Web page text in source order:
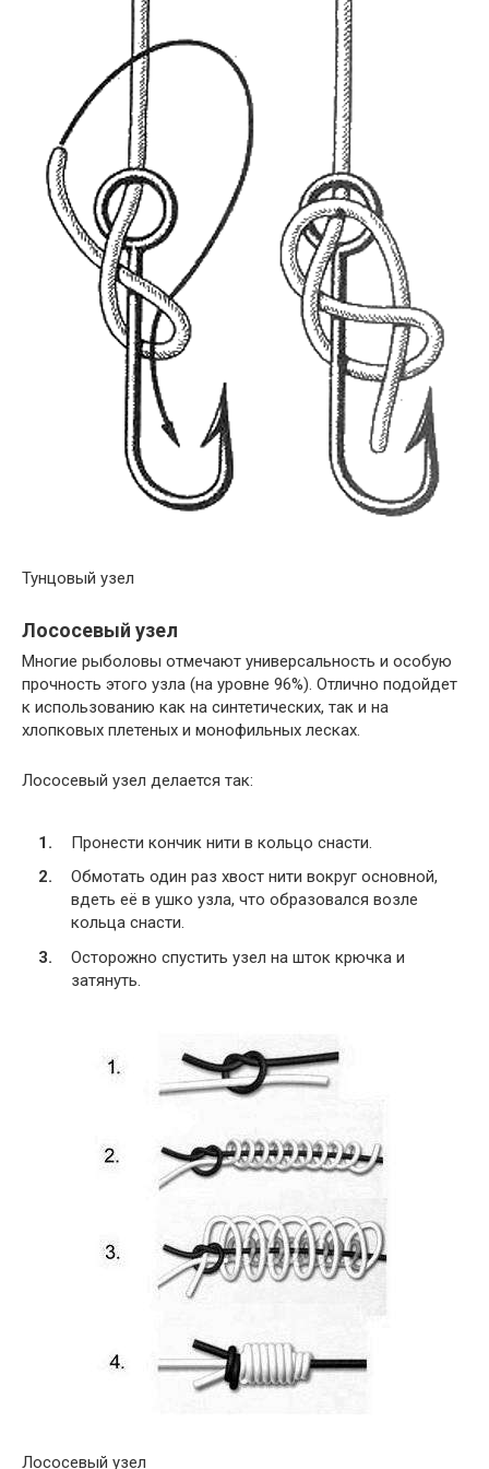
Тунцовый узел
Лососевый узел
Многие рыболовы отмечают универсальность и особую
прочность этого узла (на уровне 96%). Отлично подойдет
к использованию как на синтетических, так и на
хлопковых плетеных и монофильных лесках.
Лососевый узел делается так:
Пронести кончик нити в кольцо снасти.
Обмотать один раз хвост нити вокруг основной,
вдеть её в ушко узла, что образовался возле
кольца снасти.
Осторожно спустить узел на шток крючка и
затянуть.
Лососевый узел